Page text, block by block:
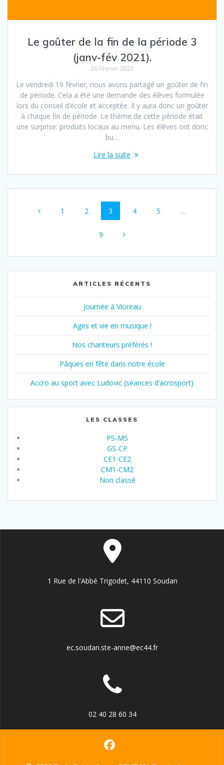
Le goûter de la fin de la période 3
(janv-fév 2021).
26 février 2021
Le vendredi 19 février, nous avons partagé un goûter de fin
de période. Cela a été une demande des élèves formulée
lors du conseil d’école et acceptée. Il y aura donc un goûter
à chaque fin de période. Le thème de cette période était
une surprise: produits locaux au menu. Les élèves ont donc
bu…
Lire la suite
des
Page
1 Page
2 Page
3 Page
4 Page
5 …
Page
9
ARTICLES RÉCENTS
Journée à Vioreau
Ages et vie en musique !
Nos chanteurs préférés !
Pâques en fête dans notre école
Accro au sport avec Ludovic (séances d’acrosport)
LES CLASSES
PS-MS
GS-CP
CE1-CE2
CM1-CM2
Non classé
1 Rue de l'Abbé Trigodet, 44110 Soudan
ec.soudan.ste-anne@ec44.fr
02 40 28 60 34